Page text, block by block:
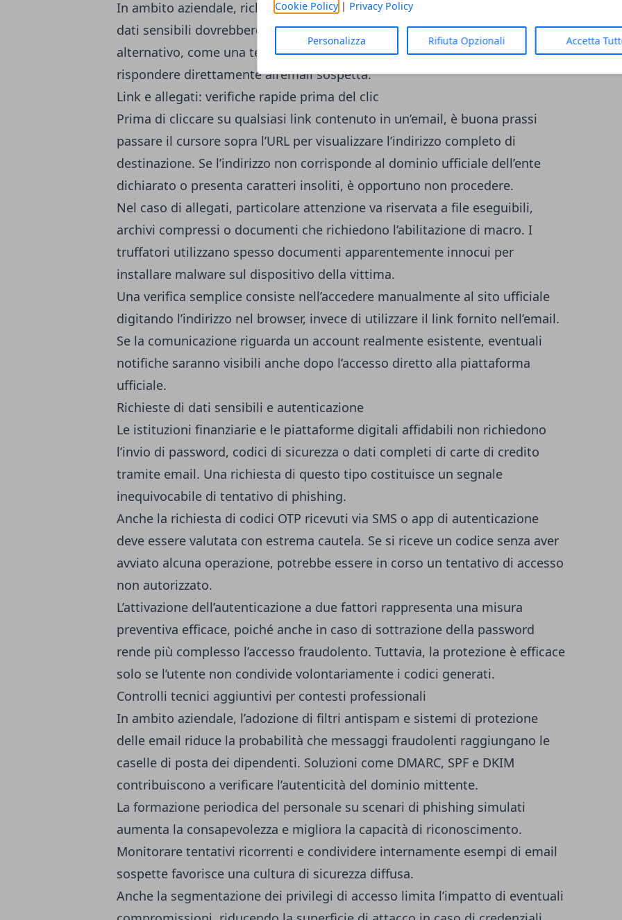
Cookie Policy| Privacy Policy
Personalizza Rifiuta Opzionali Accetta
In ambito aziendale, richieste anomale di bonifici urgenti o condivisione di
dati sensibili dovrebbero sempre essere verificate tramite un canale
alternativo, come una telefonata diretta al responsabile, evitando di
rispondere direttamente all’email sospetta.
Link e allegati: verifiche rapide prima del clic
Prima di cliccare su qualsiasi link contenuto in un’email, è buona prassi
passare il cursore sopra l’URL per visualizzare l’indirizzo completo di
destinazione. Se l’indirizzo non corrisponde al dominio ufficiale dell’ente
dichiarato o presenta caratteri insoliti, è opportuno non procedere.
Nel caso di allegati, particolare attenzione va riservata a file eseguibili,
archivi compressi o documenti che richiedono l’abilitazione di macro. I
truffatori utilizzano spesso documenti apparentemente innocui per
installare malware sul dispositivo della vittima.
Una verifica semplice consiste nell’accedere manualmente al sito ufficiale
digitando l’indirizzo nel browser, invece di utilizzare il link fornito nell’email.
Se la comunicazione riguarda un account realmente esistente, eventuali
notifiche saranno visibili anche dopo l’accesso diretto alla piattaforma
ufficiale.
Richieste di dati sensibili e autenticazione
Le istituzioni finanziarie e le piattaforme digitali affidabili non richiedono
l’invio di password, codici di sicurezza o dati completi di carte di credito
tramite email. Una richiesta di questo tipo costituisce un segnale
inequivocabile di tentativo di phishing.
Anche la richiesta di codici OTP ricevuti via SMS o app di autenticazione
deve essere valutata con estrema cautela. Se si riceve un codice senza aver
avviato alcuna operazione, potrebbe essere in corso un tentativo di accesso
non autorizzato.
L’attivazione dell’autenticazione a due fattori rappresenta una misura
preventiva efficace, poiché anche in caso di sottrazione della password
rende più complesso l’accesso fraudolento. Tuttavia, la protezione è efficace
solo se l’utente non condivide volontariamente i codici generati.
Controlli tecnici aggiuntivi per contesti professionali
In ambito aziendale, l’adozione di filtri antispam e sistemi di protezione
delle email riduce la probabilità che messaggi fraudolenti raggiungano le
caselle di posta dei dipendenti. Soluzioni come DMARC, SPF e DKIM
contribuiscono a verificare l’autenticità del dominio mittente.
La formazione periodica del personale su scenari di phishing simulati
aumenta la consapevolezza e migliora la capacità di riconoscimento.
Monitorare tentativi ricorrenti e condividere internamente esempi di email
sospette favorisce una cultura di sicurezza diffusa.
Anche la segmentazione dei privilegi di accesso limita l’impatto di eventuali